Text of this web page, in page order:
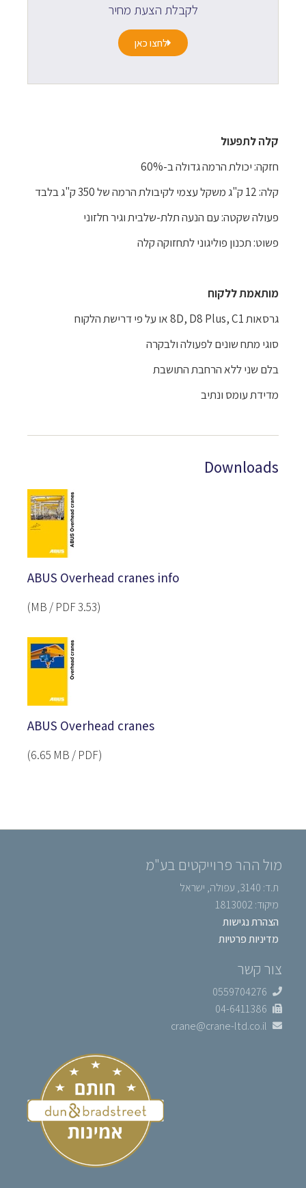
לקבלת הצעת מחיר
לחצו כאן
קלה לתפעול
חזקה: יכולת הרמה גדולה ב-60%
קלה: 12 ק"ג משקל עצמי לקיבולת הרמה של 350 ק"ג בלבד
פעולה שקטה: עם הנעה תלת-שלבית וגיר חלזוני
פשוט: תכנון פוליגוני לתחזוקה קלה
מותאמת ללקוח
גרסאות 8D, D8 Plus, C1 או על פי דרישת הלקוח
סוגי מתח שונים לפעולה ולבקרה
בלם שני ללא הרחבת התושבת
מדידת עומס ונתיב
Downloads
ABUS Overhead cranes info
(3.53 MB / PDF)
ABUS Overhead cranes
(‎6.65 MB / PDF)
מול ההר פרוייקטים בע"מ
ת.ד: 3140, עפולה, ישראל
מיקוד: 1813002
הצהרת נגישות
מדיניות פרטיות
צור קשר
0559704276
04-6411386
crane@crane-ltd.co.il